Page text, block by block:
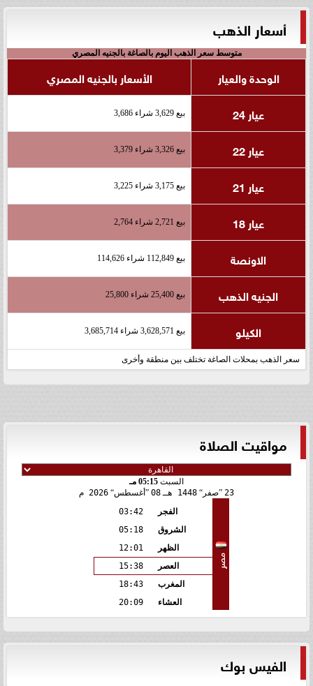
أسعار الذهب
متوسط سعر الذهب اليوم بالصاغة بالجنيه المصري
الوحدة والعيار
الأسعار بالجنيه المصري
عيار 24
بيع 3,629 شراء 3,686
عيار 22 بيع 3,326 شراء 3,379
عيار 21 بيع 3,175 شراء 3,225
عيار 18 بيع 2,721 شراء 2,764
الاونصة بيع 112,849 شراء 114,626
الجنيه الذهب بيع 25,400 شراء 25,800
الكيلو بيع 3,628,571 شراء 3,685,714
سعر الذهب بمحلات الصاغة تختلف بين منطقة وأخرى
مواقيت الصلاة
السبت 05:15 مـ
23 صفر 1448 هـ 08 أغسطس 2026 م
مصر
الفجر
03:42
الشروق
05:18
الظهر
12:01
العصر
15:38
المغرب
18:43
العشاء
20:09
الفيس بوك